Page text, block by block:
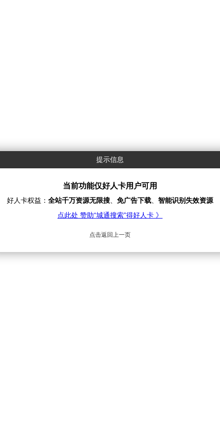
提示信息
当前功能仅好人卡用户可用
好人卡权益： 全站千万资源无限搜、 免广告下载、 智能识别失效资源
点此处 赞助“城通搜索”得好人卡 》
点击返回上一页